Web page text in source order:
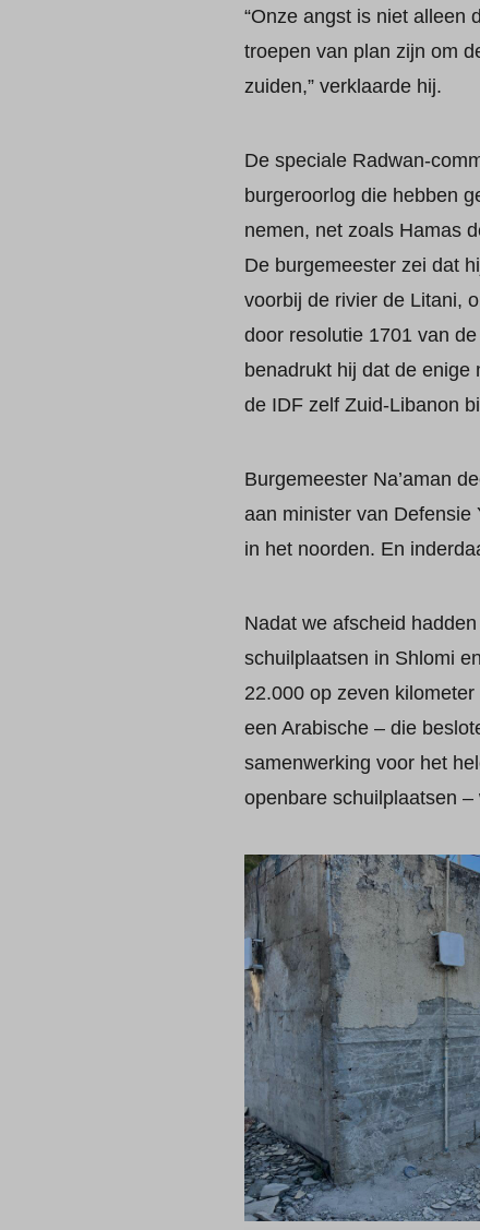
“Onze angst is niet alleen
troepen van plan zijn om
zuiden,” verklaarde hij.
De speciale Radwan-
burgeroorlog die hebben
nemen, net zoals Hamas
De burgemeester zei dat
voorbij de rivier de Litani,
door resolutie 1701 van
benadrukt hij dat de
de IDF zelf Zuid-Libanon
Burgemeester Na’aman
aan minister van Defensie
in het noorden. En
Nadat we afscheid
schuilplaatsen in Shlomi
22.000 op zeven
een Arabische – die
samenwerking voor het
openbare schuilplaatsen